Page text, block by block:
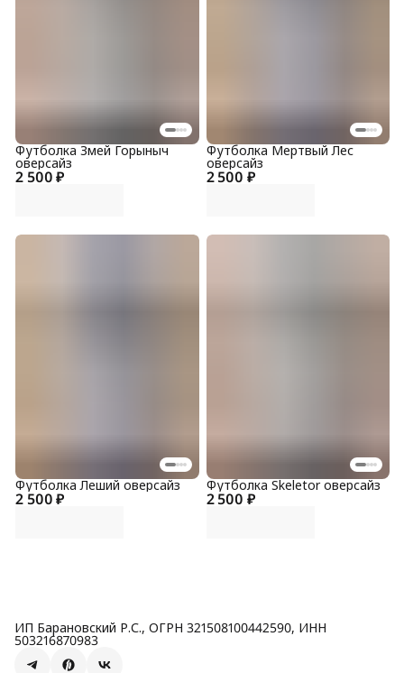
2 500 ₽
Футболка Змей Горыныч
оверсайз
2 500 ₽
Футболка Мертвый Лес
оверсайз
2 500 ₽
Футболка Леший оверсайз
2 500 ₽
Футболка Skeletor оверсайз
ИП Барановский Р.С., ОГРН 321508100442590, ИНН
503216870983